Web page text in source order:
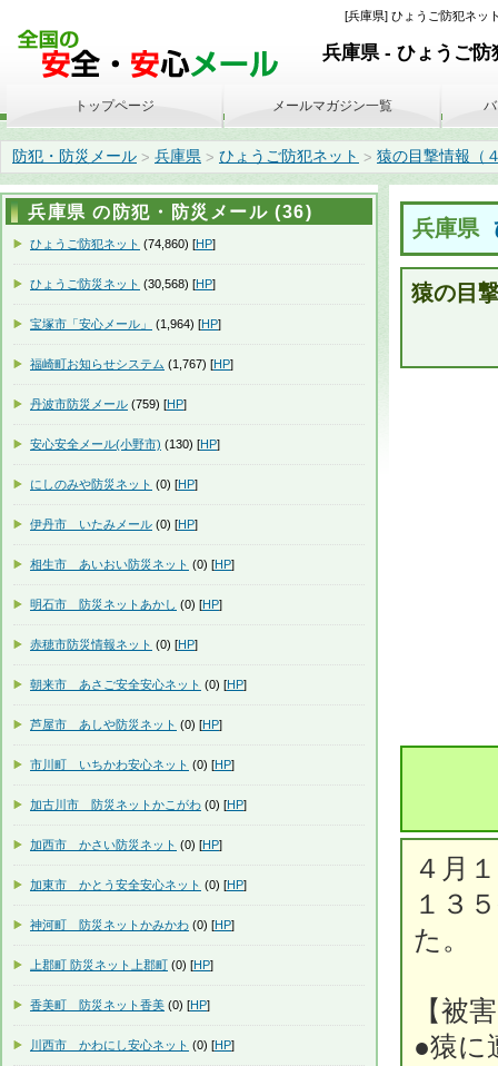
[兵庫県] ひょうご防犯ネッ
兵庫県 - ひょうご防
防犯・防災メール > 兵庫県 > ひょうご防犯ネット > 猿の目撃情報（
兵庫県
猿の目
４月
１３
た。
【被
●猿に
トップページ メールマガジン一覧
兵庫県 の防犯・防災メール (36)
ひょうご防犯ネット (74,860) [HP]
ひょうご防災ネット (30,568) [HP]
宝塚市「安心メール」 (1,964) [HP]
福崎町お知らせシステム (1,767) [HP]
丹波市防災メール (759) [HP]
安心安全メール(小野市) (130) [HP]
にしのみや防災ネット (0) [HP]
伊丹市 いたみメール (0) [HP]
相生市 あいおい防災ネット (0) [HP]
明石市 防災ネットあかし (0) [HP]
赤穂市防災情報ネット (0) [HP]
朝来市 あさご安全安心ネット (0) [HP]
芦屋市 あしや防災ネット (0) [HP]
市川町 いちかわ安心ネット (0) [HP]
加古川市 防災ネットかこがわ (0) [HP]
加西市 かさい防災ネット (0) [HP]
加東市 かとう安全安心ネット (0) [HP]
神河町 防災ネットかみかわ (0) [HP]
上郡町 防災ネット上郡町 (0) [HP]
香美町 防災ネット香美 (0) [HP]
川西市 かわにし安心ネット (0) [HP]